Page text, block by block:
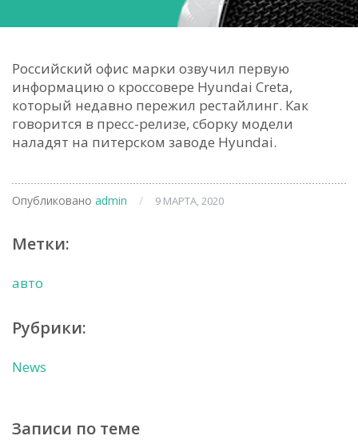
Российский офис марки озвучил первую
информацию о кроссовере Hyundai Creta,
который недавно пережил рестайлинг. Как
говорится в пресс-релизе, сборку модели
наладят на питерском заводе Hyundai.
Опубликовано admin / 9 МАРТА, 2020
Метки:
авто
Рубрики:
News
Записи по теме